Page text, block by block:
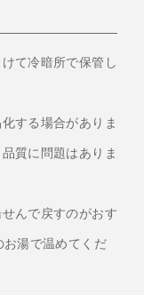
て冷暗所で保管し
する場合がありま
質に問題はありま
んで戻すのがおす
湯で温めてくだ